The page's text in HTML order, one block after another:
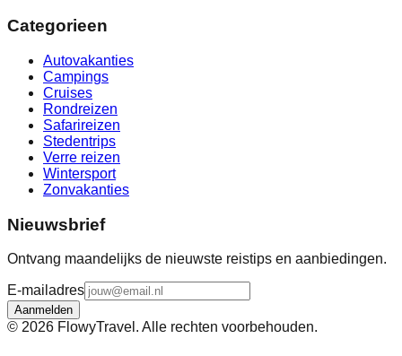
Categorieen
Autovakanties
Campings
Cruises
Rondreizen
Safarireizen
Stedentrips
Verre reizen
Wintersport
Zonvakanties
Nieuwsbrief
Ontvang maandelijks de nieuwste reistips en aanbiedingen.
E-mailadres
Aanmelden
© 2026 FlowyTravel. Alle rechten voorbehouden.